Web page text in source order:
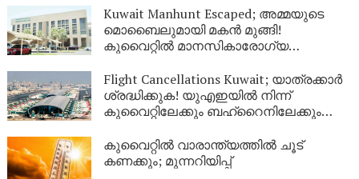
Kuwait Manhunt Escaped; അമ്മയുടെ
മൊബൈലുമായി മകൻ മുങ്ങി!
കുവൈറ്റിൽ മാനസികാരോഗ്യ
യുവാവിനായി പോലീസ് തിരച്ചിൽ
Flight Cancellations Kuwait; യാത്രക്കാർ
ശ്രദ്ധിക്കുക! യുഎഇയിൽ നിന്ന്
കുവൈറ്റിലേക്കും ബഹ്‌റൈനിലേക്കും
ഇങ്ങനെ
കുവൈറ്റിൽ വാരാന്ത്യത്തിൽ ചൂട്
കണക്കും; മുന്നറിയിപ്പ്